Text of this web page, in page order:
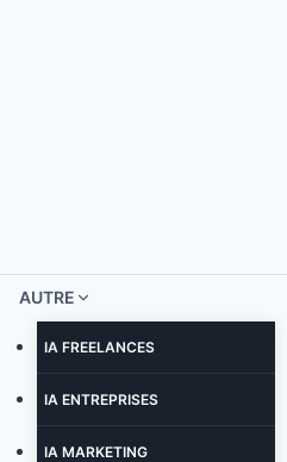
AUTRE
IA FREELANCES
IA ENTREPRISES
IA MARKETING